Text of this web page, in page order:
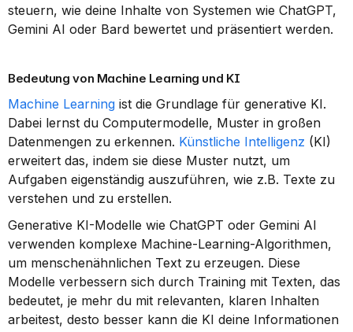
steuern, wie deine Inhalte von Systemen wie ChatGPT,
Gemini AI oder Bard bewertet und präsentiert werden.
Bedeutung von Machine Learning und KI
Machine Learning ist die Grundlage für generative KI.
Dabei lernst du Computermodelle, Muster in großen
Datenmengen zu erkennen. Künstliche Intelligenz (KI)
erweitert das, indem sie diese Muster nutzt, um
Aufgaben eigenständig auszuführen, wie z.B. Texte zu
verstehen und zu erstellen.
Generative KI-Modelle wie ChatGPT oder Gemini AI
verwenden komplexe Machine-Learning-Algorithmen,
um menschenähnlichen Text zu erzeugen. Diese
Modelle verbessern sich durch Training mit Texten, das
bedeutet, je mehr du mit relevanten, klaren Inhalten
arbeitest, desto besser kann die KI deine Informationen